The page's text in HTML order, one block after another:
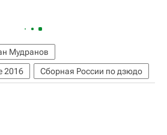
Мудранов
2016
Сборная России по дзюдо